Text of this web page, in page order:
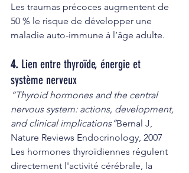
Les traumas précoces augmentent de
50 % le risque de développer une
maladie auto-immune à l’âge adulte.
4. Lien entre thyroïde, énergie et
système nerveux
“Thyroid hormones and the central
nervous system: actions, development,
and clinical implications”Bernal J,
Nature Reviews Endocrinology, 2007
Les hormones thyroïdiennes régulent
directement l'activité cérébrale, la